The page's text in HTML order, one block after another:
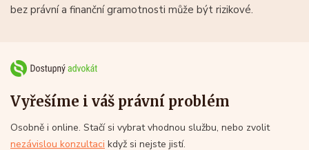
bez právní a finanční gramotnosti může být rizikové.
Vyřešíme i váš právní problém
Osobně i online. Stačí si vybrat vhodnou službu, nebo zvolit
nezávislou konzultaci když si nejste jistí.